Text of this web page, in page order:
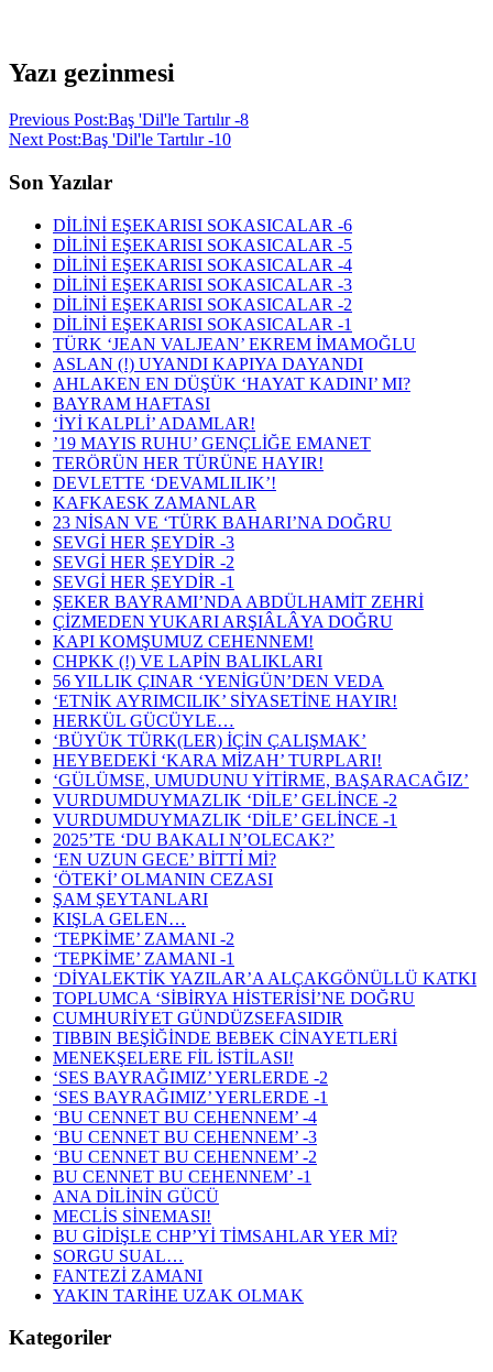
Yazı gezinmesi
Previous Post:Baş 'Dil'le Tartılır -8
Next Post:Baş 'Dil'le Tartılır -10
Son Yazılar
DİLİNİ EŞEKARISI SOKASICALAR -6
DİLİNİ EŞEKARISI SOKASICALAR -5
DİLİNİ EŞEKARISI SOKASICALAR -4
DİLİNİ EŞEKARISI SOKASICALAR -3
DİLİNİ EŞEKARISI SOKASICALAR -2
DİLİNİ EŞEKARISI SOKASICALAR -1
TÜRK ‘JEAN VALJEAN’ EKREM İMAMOĞLU
ASLAN (!) UYANDI KAPIYA DAYANDI
AHLAKEN EN DÜŞÜK ‘HAYAT KADINI’ MI?
BAYRAM HAFTASI
‘İYİ KALPLİ’ ADAMLAR!
’19 MAYIS RUHU’ GENÇLİĞE EMANET
TERÖRÜN HER TÜRÜNE HAYIR!
DEVLETTE ‘DEVAMLILIK’!
KAFKAESK ZAMANLAR
23 NİSAN VE ‘TÜRK BAHARI’NA DOĞRU
SEVGİ HER ŞEYDİR -3
SEVGİ HER ŞEYDİR -2
SEVGİ HER ŞEYDİR -1
ŞEKER BAYRAMI’NDA ABDÜLHAMİT ZEHRİ
ÇİZMEDEN YUKARI ARŞIÂLÂYA DOĞRU
KAPI KOMŞUMUZ CEHENNEM!
CHPKK (!) VE LAPİN BALIKLARI
56 YILLIK ÇINAR ‘YENİGÜN’DEN VEDA
‘ETNİK AYRIMCILIK’ SİYASETİNE HAYIR!
HERKÜL GÜCÜYLE…
‘BÜYÜK TÜRK(LER) İÇİN ÇALIŞMAK’
HEYBEDEKİ ‘KARA MİZAH’ TURPLARI!
‘GÜLÜMSE, UMUDUNU YİTİRME, BAŞARACAĞIZ’
VURDUMDUYMAZLIK ‘DİLE’ GELİNCE -2
VURDUMDUYMAZLIK ‘DİLE’ GELİNCE -1
2025’TE ‘DU BAKALI N’OLECAK?’
‘EN UZUN GECE’ BİTTỈ Mİ?
‘ÖTEKİ’ OLMANIN CEZASI
ŞAM ŞEYTANLARI
KIŞLA GELEN…
‘TEPKİME’ ZAMANI -2
‘TEPKİME’ ZAMANI -1
‘DİYALEKTİK YAZILAR’A ALÇAKGÖNÜLLÜ KATKI
TOPLUMCA ‘SİBİRYA HİSTERİSİ’NE DOĞRU
CUMHURİYET GÜNDÜZSEFASIDIR
TIBBIN BEŞİĞİNDE BEBEK CİNAYETLERİ
MENEKŞELERE FİL İSTİLASI!
‘SES BAYRAĞIMIZ’ YERLERDE -2
‘SES BAYRAĞIMIZ’ YERLERDE -1
‘BU CENNET BU CEHENNEM’ -4
‘BU CENNET BU CEHENNEM’ -3
‘BU CENNET BU CEHENNEM’ -2
BU CENNET BU CEHENNEM’ -1
ANA DİLİNİN GÜCÜ
MECLİS SİNEMASI!
BU GİDİŞLE CHP’Yİ TİMSAHLAR YER Mİ?
SORGU SUAL…
FANTEZİ ZAMANI
YAKIN TARİHE UZAK OLMAK
Kategoriler